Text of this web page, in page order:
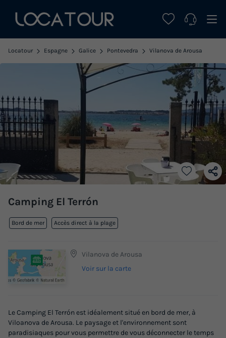
Locatour Espagne Galice Pontevedra Vilanova de Arousa
Camping El Terrón
Bord de mer Accès direct à la plage
Vilanova de Arousa
Voir sur la carte
Le Camping El Terrón est idéalement situé en bord de mer, à
Viloanova de Arousa. Le paysage et l'environnement sont
paradisiaques pour vous permettre de vous déconnecter le temps